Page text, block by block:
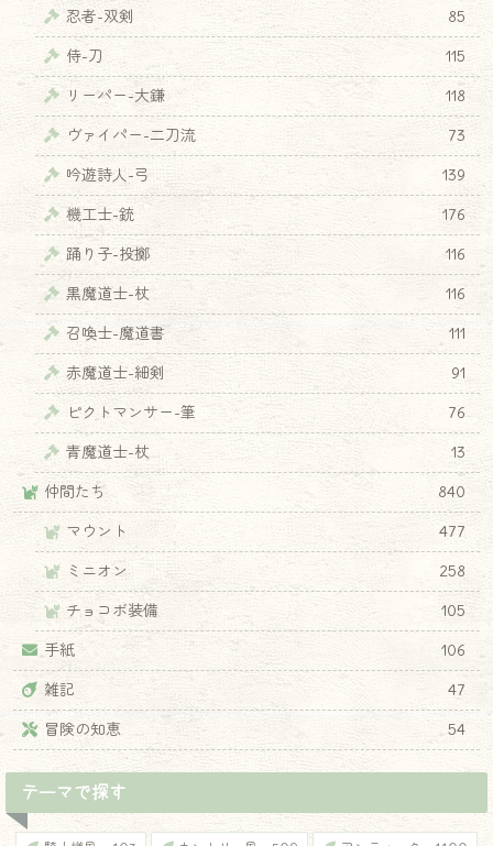
忍者-双剣
85
侍-刀
115
リーパー-大鎌
118
ヴァイパー-二刀流
73
吟遊詩人-弓
139
機工士-銃
176
踊り子-投擲
116
黒魔道士-杖
116
召喚士-魔道書
111
赤魔道士-細剣
91
ピクトマンサー-筆
76
青魔道士-杖
13
仲間たち
840
マウント
477
ミニオン
258
チョコボ装備
105
手紙
106
雑記
47
冒険の知恵
54
テーマで探す